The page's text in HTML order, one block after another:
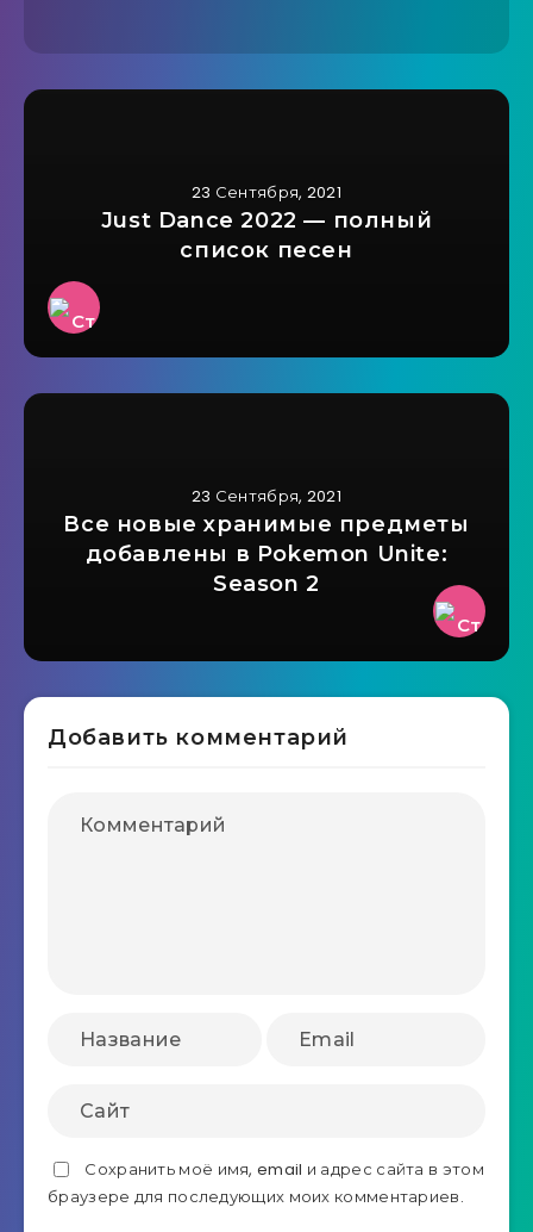
23 Сентября, 2021
Just Dance 2022 — полный
список песен
23 Сентября, 2021
Все новые хранимые предметы
добавлены в Pokemon Unite:
Season 2
Добавить комментарий
Сохранить моё имя, email и адрес сайта в этом
браузере для последующих моих комментариев.